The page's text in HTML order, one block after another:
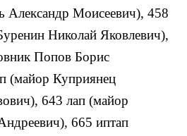
Александр Моисеевич), 458
Николай Яковлевич),
Попов Борис
(майор Куприянец
643 лап (майор
665 иптап